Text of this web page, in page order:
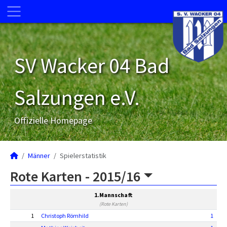
SV Wacker 04 Bad
Salzungen e.V.
Offizielle Homepage
Männer Spielerstatistik
Rote Karten - 2015/16
1.Mannschaft
(Rote Karten)
1 Christoph Römhild
1